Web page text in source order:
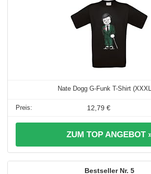
Nate Dogg G-Funk T-Shirt
12,79 €
ZUM TOP ANGEBOT
5